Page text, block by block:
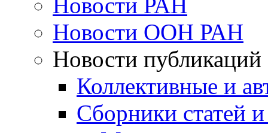
Новости ООН РАН
Новости публикаций
Коллективные и
Сборники статей